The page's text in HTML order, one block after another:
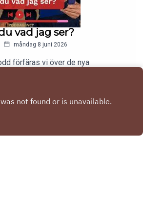
vad jag ser?
måndag 8 juni 2026
förfäras vi över de nya
tre sämsta skolämnen.Nu kör